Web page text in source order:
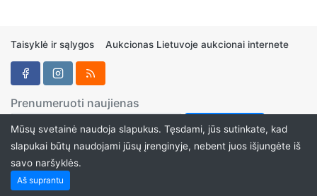
Taisyklė ir sąlygos Aukcionas Lietuvoje aukcionai internete
Prenumeruoti naujienas
Mūsų svetainė naudoja slapukus. Tęsdami, jūs sutinkate, kad
slapukai būtų naudojami jūsų įrenginyje, nebent juos išjungėte iš
savo naršyklės.
Aš suprantu